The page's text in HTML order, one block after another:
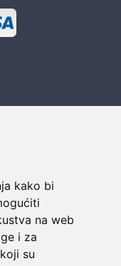
kako bi
na web
i za
su
plaćanje